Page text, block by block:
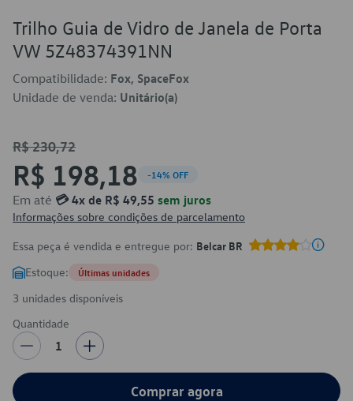
Trilho Guia de Vidro de Janela de Porta
VW 5Z48374391NN
Compatibilidade: Fox, SpaceFox
Unidade de venda: Unitário(a)
R$ 230,72
R$ 198,18 -14% OFF
Em até 💳 4x de R$ 49,55 sem juros
Informações sobre condições de parcelamento
Essa peça é vendida e entregue por: Belcar BR
Estoque: Últimas unidades
3 unidades disponíveis
Quantidade
1
Comprar agora